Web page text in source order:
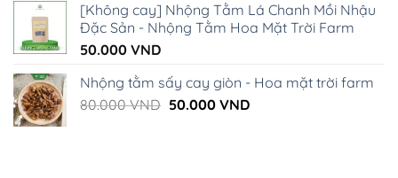
[Không cay] Nhộng Tằm Lá Chanh Mồi Nhậu
Đặc Sản - Nhộng Tằm Hoa Mặt Trời Farm
50.000 VND
Nhộng tằm sấy cay giòn - Hoa mặt trời farm
80.000VND Giá
50.000 VNDGiá